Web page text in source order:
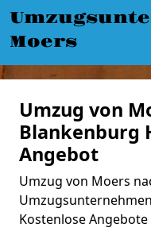
Moers
Umzug von
Blankenburg
Angebot
Umzug von Moers
Kostenlose Angebote